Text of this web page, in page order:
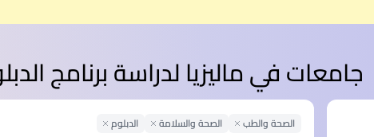
courses
Medical University (IMU)
private medical and
healthcare university
جامعات في ماليزيا لدراسة برنامج
الصحة والطبRemove Filter
الصحة والسلامةRemove Filter
الدبلومRemove Filter